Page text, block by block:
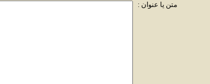
متن یا عنوان :